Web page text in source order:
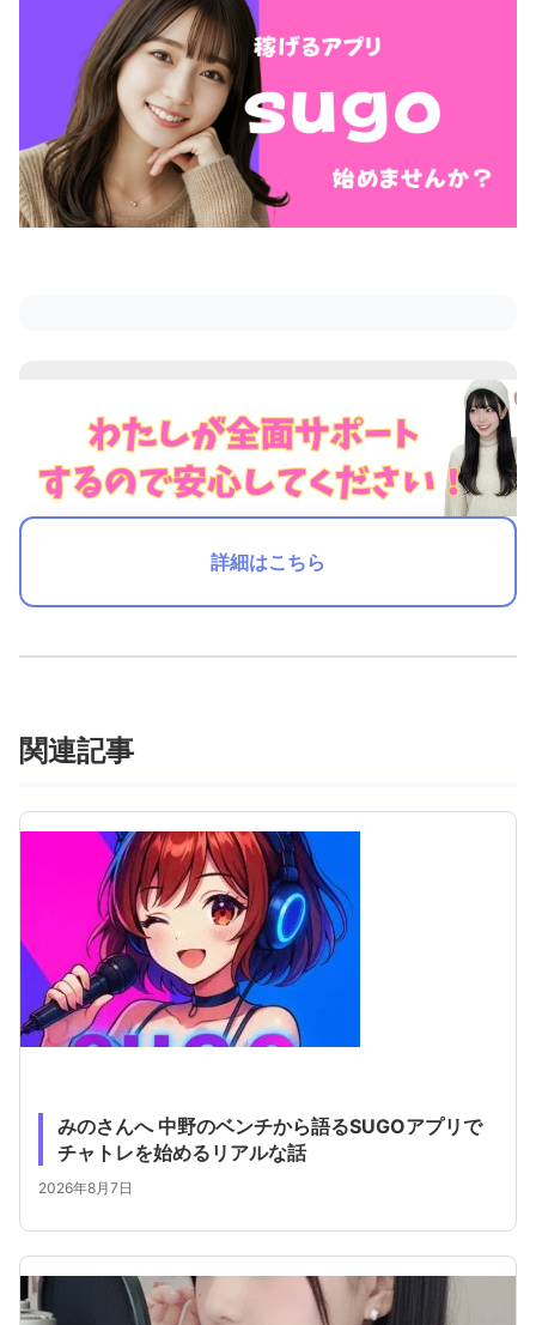
詳細はこちら
関連記事
みのさんへ 中野のベンチから語るSUGOアプリで
チャトレを始めるリアルな話
2026年8月7日